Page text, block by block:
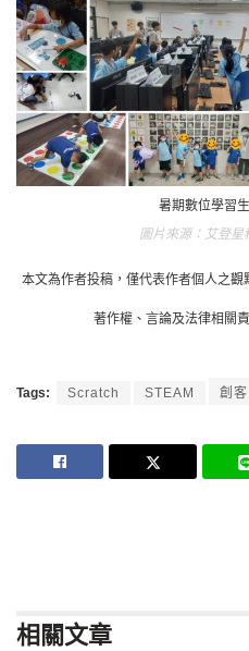
暑期數位學習
艾登星
本文為作者投稿，僅代表作者個人之
著作權、言論及法律相關
Tags: Scratch STEAM 創客
相關文章